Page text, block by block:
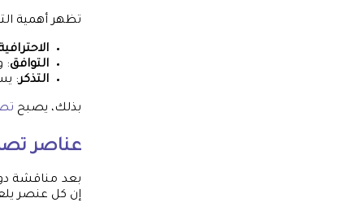
تظهر أهمية
التوافق:
التذكر:
بذلك، يصبح
عناصر
بعد مناقشة
إن كل عنصر